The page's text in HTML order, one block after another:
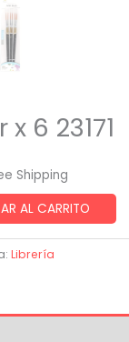
6 23171
Shipping
AL CARRITO
Librería